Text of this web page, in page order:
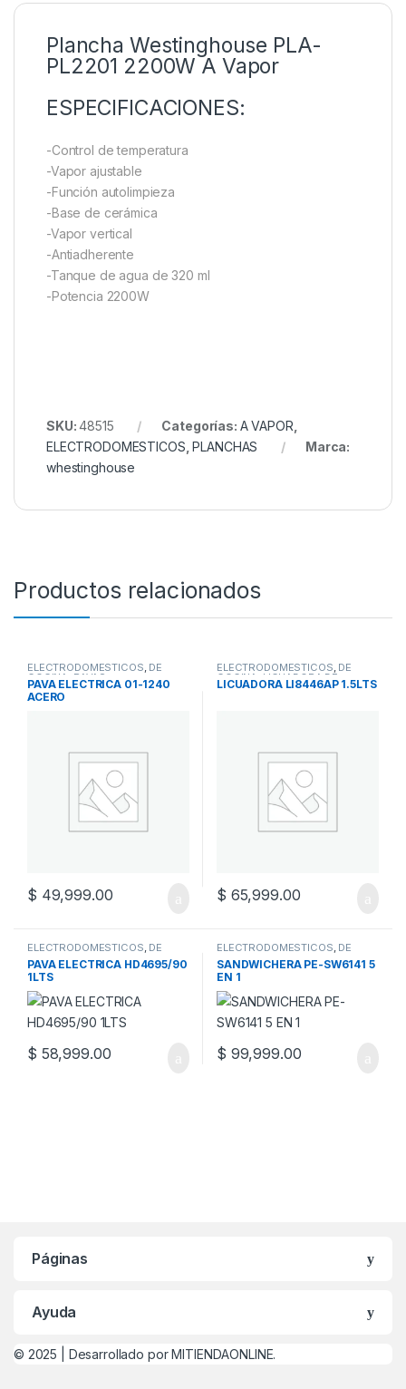
Plancha Westinghouse PLA-
PL2201 2200W A Vapor
ESPECIFICACIONES:
-Control de temperatura
-Vapor ajustable
-Función autolimpieza
-Base de cerámica
-Vapor vertical
-Antiadherente
-Tanque de agua de 320 ml
-Potencia 2200W
SKU:48515 Categorías: A VAPOR
ELECTRODOMESTICOS ,PLANCHAS
Marca:
whestinghouse
Productos relacionados
ELECTRODOMESTICOS, DE
COCINA ,PAVAS
PAVA ELECTRICA 01-1240
ACERO
$ 49,999.00
ELECTRODOMESTICOS, DE
COCINA ,LICUADORA DE
PLASTICO,LICUADORAS
LICUADORA LI8446AP 1.5LTS
$ 65,999.00
ELECTRODOMESTICOS, DE
COCINA ,PAVAS
PAVA ELECTRICA HD4695/90
1LTS
$ 58,999.00
ELECTRODOMESTICOS, DE
COCINA, SANDWICHERA
SANDWICHERA PE-SW6141 5
EN 1
$ 99,999.00
Páginas
Ayuda
© 2025 | Desarrollado por MITIENDAONLINE.